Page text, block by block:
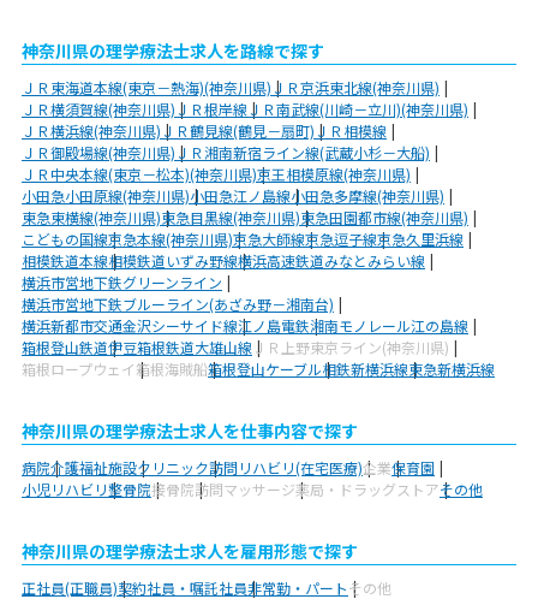
神奈川県の理学療法士求人を路線で探す
ＪＲ東海道本線(東京－熱海)(神奈川県)ＪＲ京浜東北線(神奈川県)
ＪＲ横須賀線(神奈川県)ＪＲ根岸線ＪＲ南武線(川崎－立川)(神奈川県)
ＪＲ横浜線(神奈川県)ＪＲ鶴見線(鶴見－扇町)ＪＲ相模線
ＪＲ御殿場線(神奈川県)ＪＲ湘南新宿ライン線(武蔵小杉－大船)
ＪＲ中央本線(東京－松本)(神奈川県)京王相模原線(神奈川県)
小田急小田原線(神奈川県)小田急江ノ島線小田急多摩線(神奈川県)
東急東横線(神奈川県)東急目黒線(神奈川県)東急田園都市線(神奈川県)
こどもの国線京急本線(神奈川県)京急大師線京急逗子線京急久里浜線
相模鉄道本線相模鉄道いずみ野線横浜高速鉄道みなとみらい線
横浜市営地下鉄グリーンライン
横浜市営地下鉄ブルーライン(あざみ野－湘南台)
横浜新都市交通金沢シーサイド線江ノ島電鉄湘南モノレール江の島線
箱根登山鉄道伊豆箱根鉄道大雄山線 ＪＲ上野東京ライン(神奈川県)
箱根ロープウェイ箱根海賊船箱根登山ケーブル相鉄新横浜線東急新横浜線
神奈川県の理学療法士求人を仕事内容で探す
病院介護福祉施設クリニック訪問リハビリ(在宅医療)企業保育園
小児リハビリ整骨院接骨院訪問マッサージ薬局・ドラッグストアその他
神奈川県の理学療法士求人を雇用形態で探す
正社員(正職員)契約社員・嘱託社員非常勤・パートその他